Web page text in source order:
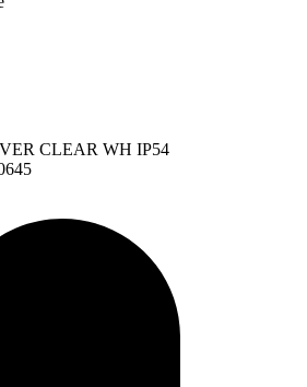
CLEAR WH IP54